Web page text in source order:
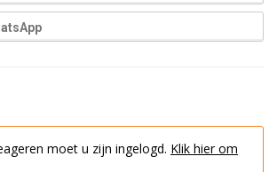
moet u zijn ingelogd. Klik hier om